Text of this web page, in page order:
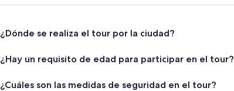
¿Dónde se realiza el tour por la ciudad?
¿Hay un requisito de edad para participar en el tour?
¿Cuáles son las medidas de seguridad en el tour?